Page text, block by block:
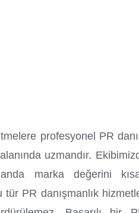
profesyonel PR
uzmandır.
marka değerini
tür PR danışmanlık